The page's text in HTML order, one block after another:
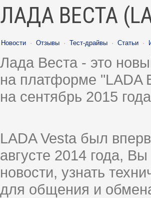
ЛАДА ВЕСТА
Новости · Отзывы · Тест-драйвы · Статьи ·
Лада Веста - это
на платформе "LADA
на сентябрь 2015
LADA Vesta был
августе 2014 года,
новости, узнать
для общения и